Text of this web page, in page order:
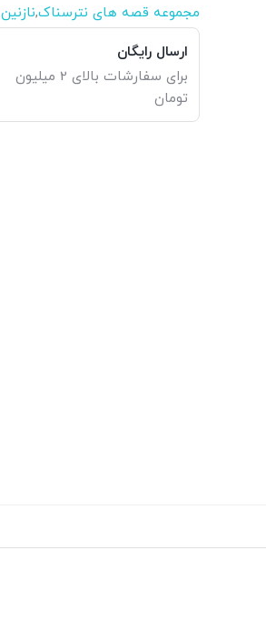
مجموعه قصه های نترسناک,
ارسال رایگان
برای سفارشات بالای 2 میلیون
تومان